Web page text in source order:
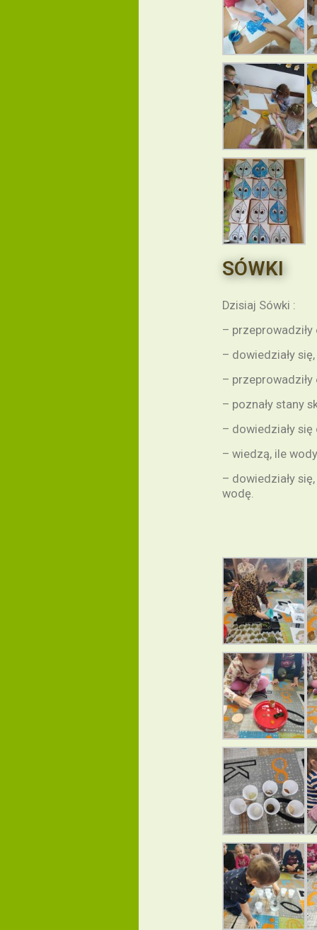
SÓWKI
Dzisiaj Sówki :
–
– dowiedziały
– przeprowadziły
– poznały stany
– dowiedziały
– wiedzą, ile
– dowiedziały
wodę.